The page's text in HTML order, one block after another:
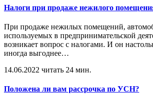
Налоги при продаже нежилого
При продаже нежилых помещений,
используемых в предпринимательской
возникает вопрос с налогами. И он
иногда выгоднее…
14.06.2022 читать 24 мин.
Положена ли вам рассрочка по УСН?